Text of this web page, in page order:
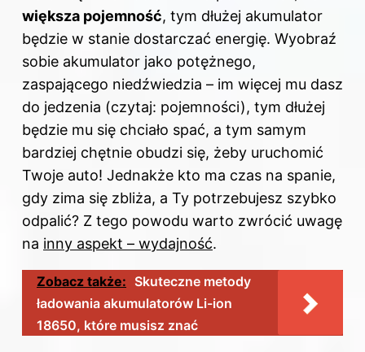
większa pojemność, tym dłużej akumulator
będzie w stanie dostarczać energię. Wyobraź
sobie akumulator jako potężnego,
zaspającego niedźwiedzia – im więcej mu dasz
do jedzenia (czytaj: pojemności), tym dłużej
będzie mu się chciało spać, a tym samym
bardziej chętnie obudzi się, żeby uruchomić
Twoje auto! Jednakże kto ma czas na spanie,
gdy zima się zbliża, a Ty potrzebujesz szybko
odpalić? Z tego powodu warto zwrócić uwagę
na inny aspekt – wydajność.
Zobacz także: Skuteczne metody
ładowania akumulatorów Li-ion
18650, które musisz znać